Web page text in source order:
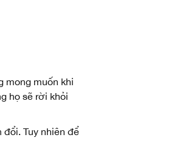
mong muốn khi
họ sẽ rời khỏi
Tuy nhiên để